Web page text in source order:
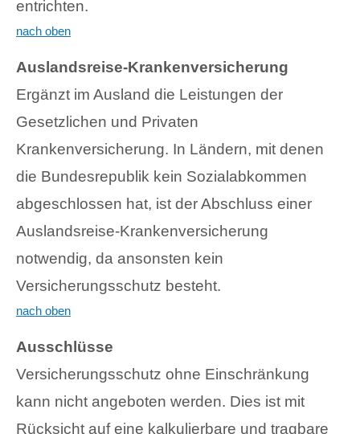
entrichten.
nach oben
Auslandsreise-Krankenversicherung
Ergänzt im Ausland die Leistungen der
Gesetzlichen und Privaten
Krankenversicherung. In Ländern, mit denen
die Bundesrepublik kein Sozialabkommen
abgeschlossen hat, ist der Abschluss einer
Auslandsreise-Krankenversicherung
notwendig, da ansonsten kein
Versicherungsschutz besteht.
nach oben
Ausschlüsse
Versicherungsschutz ohne Einschränkung
kann nicht angeboten werden. Dies ist mit
Rücksicht auf eine kalkulierbare und tragbare